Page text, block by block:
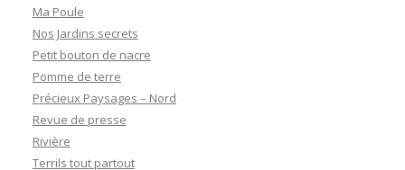
Ma Poule
Nos Jardins secrets
Petit bouton de nacre
Pomme de terre
Précieux Paysages – Nord
Revue de presse
Rivière
Terrils tout partout